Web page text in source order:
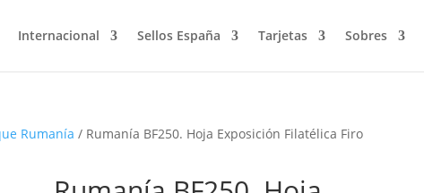
Internacional Sellos España Tarjetas Sobres
Rumanía / Rumanía BF250. Hoja Exposición Filatélica Firo